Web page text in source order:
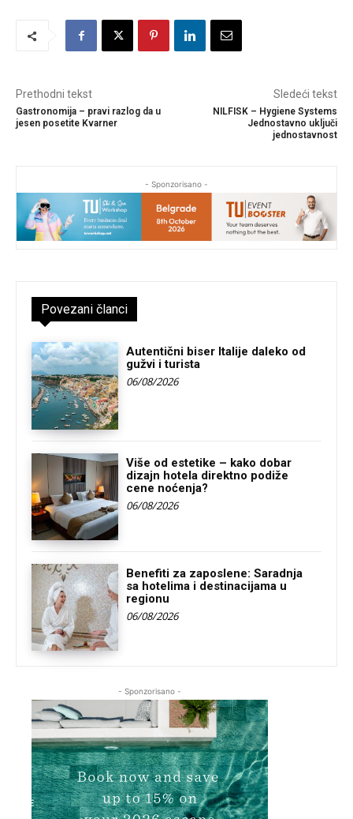
Prethodni tekst
Gastronomija – pravi razlog da u
jesen posetite Kvarner
Sledeći tekst
NILFISK – Hygiene Systems
Jednostavno uključi
jednostavnost
- Sponzorisano -
Povezani članci
Autentični biser Italije daleko od
gužvi i turista
06/08/2026
Više od estetike – kako dobar
dizajn hotela direktno podiže
cene noćenja?
06/08/2026
Benefiti za zaposlene: Saradnja
sa hotelima i destinacijama u
regionu
06/08/2026
- Sponzorisano -